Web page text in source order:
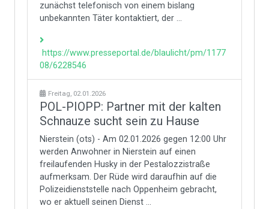
zunächst telefonisch von einem bislang
unbekannten Täter kontaktiert, der ...
https://www.presseportal.de/blaulicht/pm/1177
08/6228546
Freitag, 02.01.2026
POL-PIOPP: Partner mit der kalten
Schnauze sucht sein zu Hause
Nierstein (ots) - Am 02.01.2026 gegen 12:00 Uhr
werden Anwohner in Nierstein auf einen
freilaufenden Husky in der Pestalozzistraße
aufmerksam. Der Rüde wird daraufhin auf die
Polizeidienststelle nach Oppenheim gebracht,
wo er aktuell seinen Dienst ...